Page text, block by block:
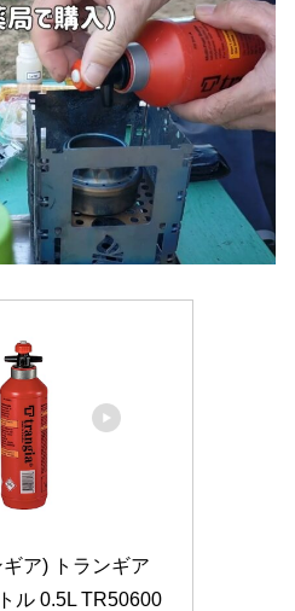
ア) トランギア
ル 0.5L TR50600